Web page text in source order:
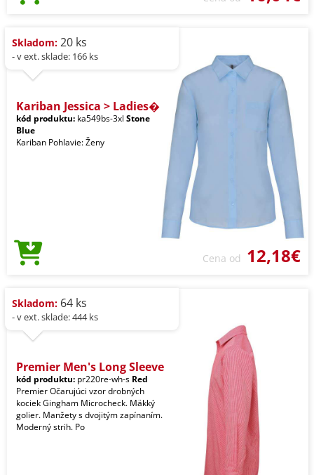
Skladom: 20 ks
- v ext. sklade: 166 ks
Kariban Jessica > Ladies�
kód produktu: ka549bs-3xl Stone
Blue
Kariban Pohlavie: Ženy
Cena od 12,18€
Skladom: 64 ks
- v ext. sklade: 444 ks
Premier Men's Long Sleeve
kód produktu: pr220re-wh-s Red
Premier Očarujúci vzor drobných
kociek Gingham Microcheck. Mäkký
golier. Manžety s dvojitým zapínaním.
Moderný strih. Po